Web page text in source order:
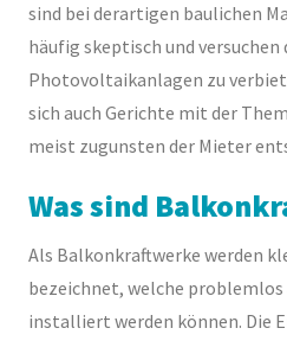
sind bei derartigen baulichen
häufig skeptisch und
Photovoltaikanlagen zu
sich auch Gerichte mit der
meist zugunsten der Mieter
Was sind
Als Balkonkraftwerke werden
bezeichnet, welche
installiert werden können. Die